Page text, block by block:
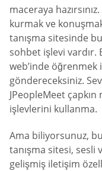
maceraya
kurmak ve
tanışma sitesinde
sohbet işlevi vardır.
web’inde
göndereceksiniz.
JPeopleMeet
işlevlerini kullanma.
Ama biliyorsunuz,
tanışma sitesi,
gelişmiş iletişim